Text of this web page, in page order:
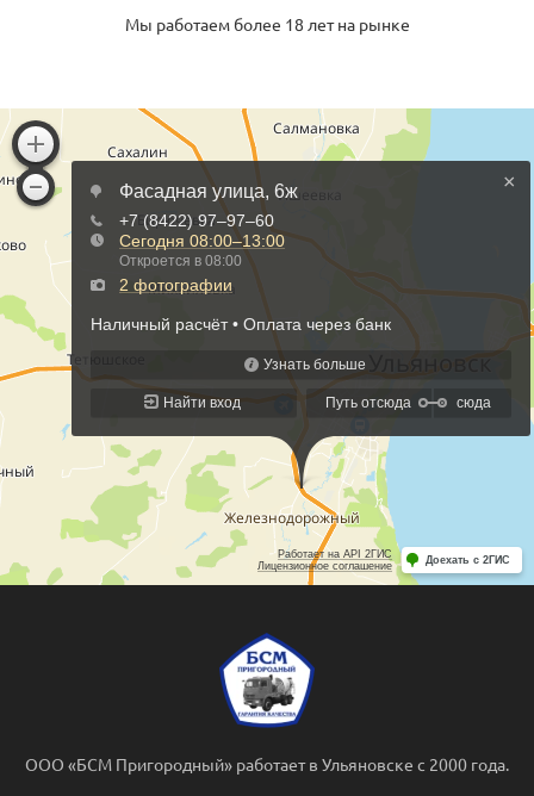
Мы работаем более 18 лет на рынке
ООО «БСМ Пригородный» работает в Ульяновске с 2000 года.